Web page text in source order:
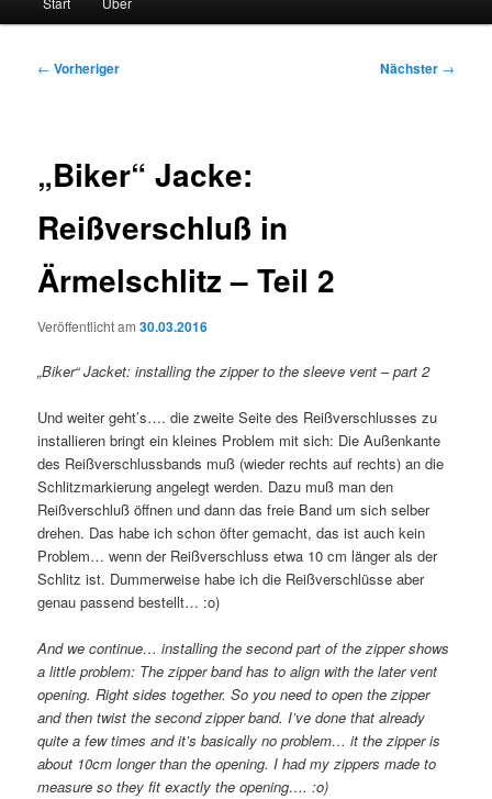
Beitragsnavigation
← Vorheriger Nächster →
„Biker“ Jacke:
Reißverschluß in
Ärmelschlitz – Teil 2
Veröffentlicht am30.03.2016
„Biker“ Jacket: installing the zipper to the sleeve vent –part 2
Und weiter geht’s…. die zweite Seite des Reißverschlusses zu
installieren bringt ein kleines Problem mit sich: Die Außenkante
des Reißverschlussbands muß (wieder rechts auf rechts) an die
Schlitzmarkierung angelegt werden. Dazu muß man den
Reißverschluß öffnen und dann das freie Band um sich selber
drehen. Das habe ich schon öfter gemacht, das ist auch kein
Problem… wenn der Reißverschluss etwa 10 cm länger als der
Schlitz ist. Dummerweise habe ich die Reißverschlüsse aber
genau passend bestellt… :o)
And we continue… installing the second part of the zipper shows
a little problem: The zipper band has to align with the later vent
opening. Right sides together. So you need to open the zipper
and then twist the second zipper band. I’ve done that already
quite a few times and it’s basically no problem… it the zipper is
about 10cm longer than the opening. I had my zippers made to
measure so they fit exactly the opening…. :o)